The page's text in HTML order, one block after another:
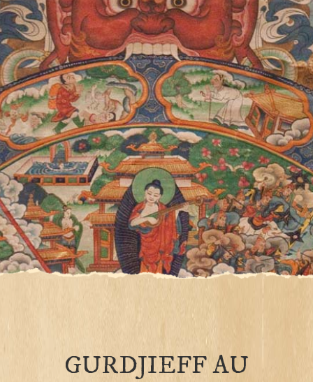
GURDJIEFF AU